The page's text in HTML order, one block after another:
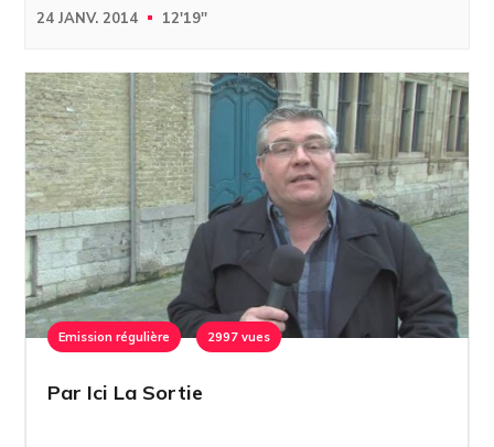
24 JANV. 2014 12'19''
Emission régulière 2997 vues
Par Ici La Sortie